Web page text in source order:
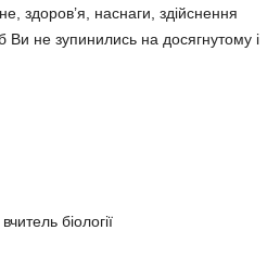
здоров’я, наснаги, здійснення
не зупинились на досягнутому і
біології